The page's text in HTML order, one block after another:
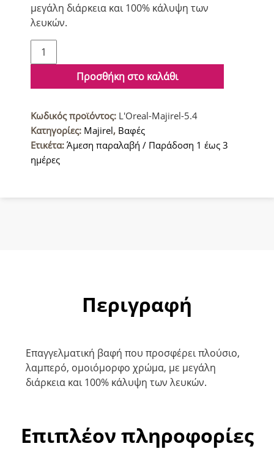
μεγάλη διάρκεια και 100% κάλυψη των
λευκών.
L'Oreal
Majirel
μαλλιών
Καστανό
Ανοιχτό
Χάλκινο
50ml
Προσθήκη στο καλάθι
Κωδικός προϊόντος: L'Oreal-Majirel-5.4
Κατηγορίες: Majirel, Βαφές
Ετικέτα: Άμεση παραλαβή / Παράδοση 1 έως 3
ημέρες
Περιγραφή
Επαγγελματική βαφή που προσφέρει πλούσιο,
λαμπερό, ομοιόμορφο χρώμα, με μεγάλη
διάρκεια και 100% κάλυψη των λευκών.
Επιπλέον πληροφορίες